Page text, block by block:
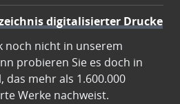
digitalisierter Drucke
noch nicht in unserem
probieren Sie es doch in
das mehr als 1.600.000
Werke nachweist.